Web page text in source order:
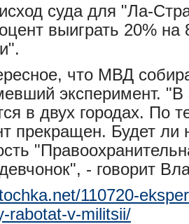
суда для "Ла-
выиграть 20% на
что МВД
эксперимент. "В
в двух городах. По
прекращен. Будет ли
- говорит
110720-
rabotat-v-militsii/